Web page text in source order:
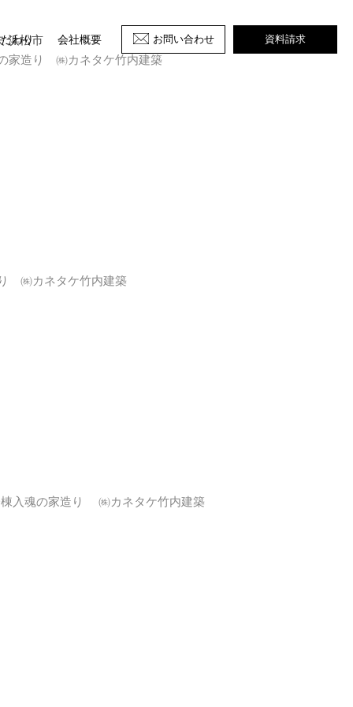
わり 会社概要 お問い合わせ 資料請求
浜松市
家造り ㈱カネタケ竹内建築
㈱カネタケ竹内建築
入魂の家造り ㈱カネタケ竹内建築